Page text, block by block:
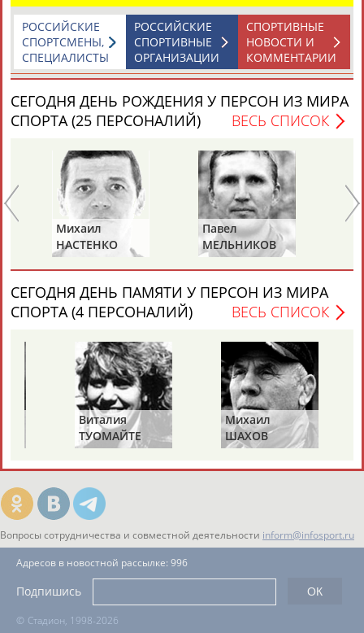
Каримжан
АБДРАХМАНОВ
Аделя
АБДРАХМАНОВА
Андрей
АБДУВАЛИЕВ
Герман
АБДУЛАЕВ
Рамазан
Тагир
Камиль
АБДУЛАЗИЗОВ
Загалав
АБДУЛБЕКОВ
Камалудин
АБДУЛДАУДОВ
Абдула
АБДУЛЖАЛИЛОВ
Магомед
АБДУЛКАГИРОВ
Назир
АБДУЛЛАЕВ
ЕЩЁ ПЕРСОНЫ
ТАБЛО АКТИВНОСТИ
ЦЕЛИ ПРОЕКТА КОНТАКТЫ НАШИ КНОПКИ РЕКЛАМА
Вопросы сотрудничества и совместной деятельности inform@infosport.ru
© Стадион, 1998-2026
Адресов в новостной рассылке: 996
Подпишись
СПОРТИВНЫЕ
НОВОСТИ И
КОММЕНТАРИИ
РОССИЙСКИЕ
СПОРТИВНЫЕ
ОРГАНИЗАЦИИ
РОССИЙСКИЕ
СПОРТСМЕНЫ,
СПЕЦИАЛИСТЫ
СЕГОДНЯ ДЕНЬ РОЖДЕНИЯ У ПЕРСОН ИЗ МИРА
СПОРТА (25 ПЕРСОНАЛИЙ)
ВЕСЬ СПИСОК
Михаил
НАСТЕНКО
Павел
МЕЛЬНИКОВ
СЕГОДНЯ ДЕНЬ ПАМЯТИ У ПЕРСОН ИЗ МИРА
СПОРТА (4 ПЕРСОНАЛИЙ)
ВЕСЬ СПИСОК
Виталия
ТУОМАЙТЕ
Михаил
ШАХОВ